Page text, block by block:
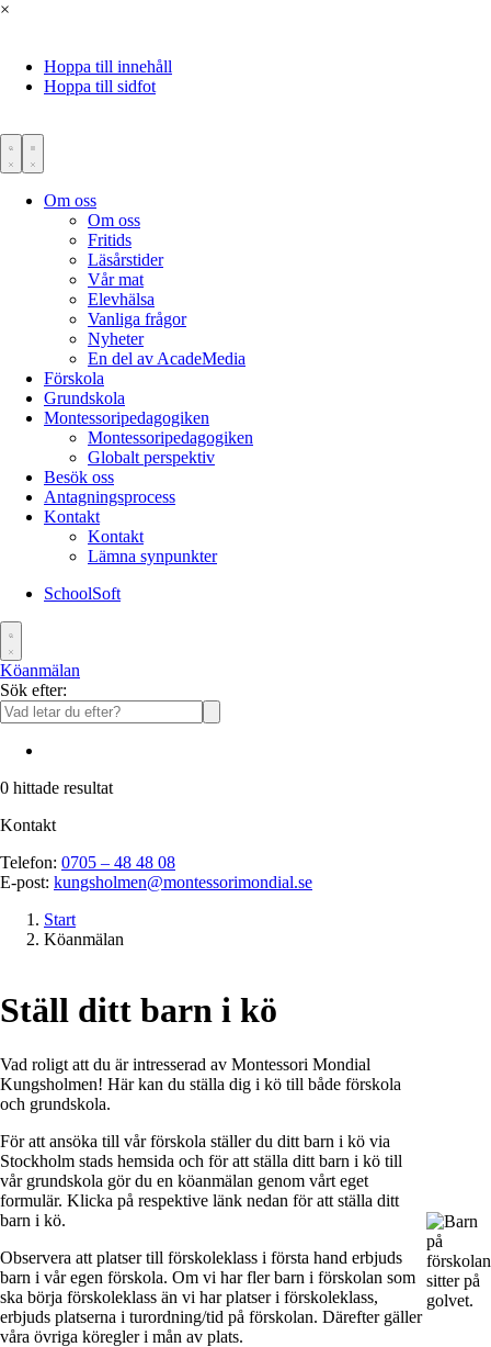
×
Hoppa till innehåll
Hoppa till sidfot
Om oss
Om oss
Fritids
Läsårstider
Vår mat
Elevhälsa
Vanliga frågor
Nyheter
En del av AcadeMedia
Förskola
Grundskola
Montessoripedagogiken
Montessoripedagogiken
Globalt perspektiv
Besök oss
Antagningsprocess
Kontakt
Kontakt
Lämna synpunkter
SchoolSoft
Köanmälan
Sök efter:
0 hittade resultat
Kontakt
Telefon: 0705 – 48 48 08
E-post: kungsholmen@montessorimondial.se
Start
Köanmälan
Ställ ditt barn i kö
Vad roligt att du är intresserad av Montessori Mondial
Kungsholmen! Här kan du ställa dig i kö till både förskola
och grundskola.
För att ansöka till vår förskola ställer du ditt barn i kö via
Stockholm stads hemsida och för att ställa ditt barn i kö till
vår grundskola gör du en köanmälan genom vårt eget
formulär. Klicka på respektive länk nedan för att ställa ditt
barn i kö.
Observera att platser till förskoleklass i första hand erbjuds
barn i vår egen förskola. Om vi har fler barn i förskolan som
ska börja förskoleklass än vi har platser i förskoleklass,
erbjuds platserna i turordning/tid på förskolan. Därefter gäller
våra övriga köregler i mån av plats.